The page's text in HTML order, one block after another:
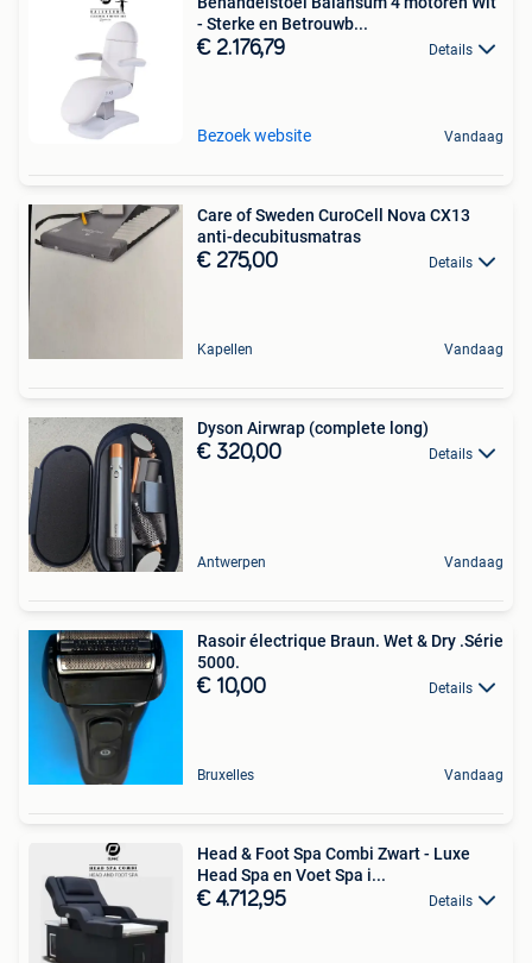
- Sterke en Betrouwb...
€ 2.176,79 Details
Bezoek website Vandaag
Care of Sweden CuroCell Nova CX13
anti-decubitusmatras
€ 275,00 Details
Kapellen Vandaag
Dyson Airwrap (complete long)
€ 320,00 Details
Antwerpen Vandaag
Rasoir électrique Braun. Wet & Dry .Série
5000.
€ 10,00 Details
Bruxelles Vandaag
Head & Foot Spa Combi Zwart - Luxe
Head Spa en Voet Spa i...
€ 4.712,95 Details